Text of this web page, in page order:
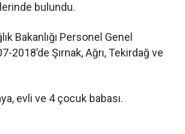
bulundu.
Bakanlığı Personel Genel
Şırnak, Ağrı, Tekirdağ ve
evli ve 4 çocuk babası.